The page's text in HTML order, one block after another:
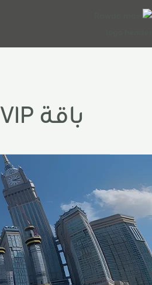
تخطي
باقة VIP بفنادق 5 نجوم
في
أول
أيام:
متى
تحجز